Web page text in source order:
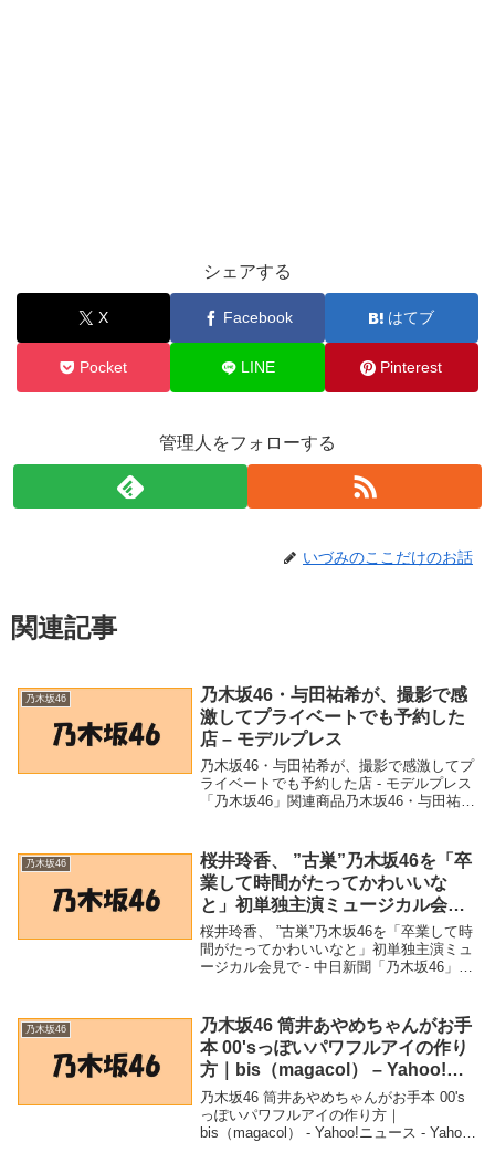
シェアする
X Facebook はてブ
Pocket LINE Pinterest
管理人をフォローする
いづみのここだけのお話
関連記事
乃木坂46
乃木坂46・与田祐希が、撮影で感
激してプライベートでも予約した
店 – モデルプレス
乃木坂46・与田祐希が、撮影で感激してプ
ライベートでも予約した店 - モデルプレス
「乃木坂46」関連商品乃木坂46・与田祐希
希が、撮影で感激してプライベートで...
乃木坂46
桜井玲香、 ”古巣”乃木坂46を「卒
業して時間がたってかわいいな
と」初単独主演ミュージカル会見
で – 中日新聞
桜井玲香、 ”古巣”乃木坂46を「卒業して時
間がたってかわいいなと」初単独主演ミュ
ージカル会見で - 中日新聞「乃木坂46」関
演ミュージカル会見で - 中日新...
乃木坂46
乃木坂46 筒井あやめちゃんがお手
本 00'sっぽいパワフルアイの作り
方｜bis（magacol） – Yahoo!ニ
ュース – Yahoo!ニュース
乃木坂46 筒井あやめちゃんがお手本 00's
っぽいパワフルアイの作り方｜
bis（magacol） - Yahoo!ニュース - Yahoo!